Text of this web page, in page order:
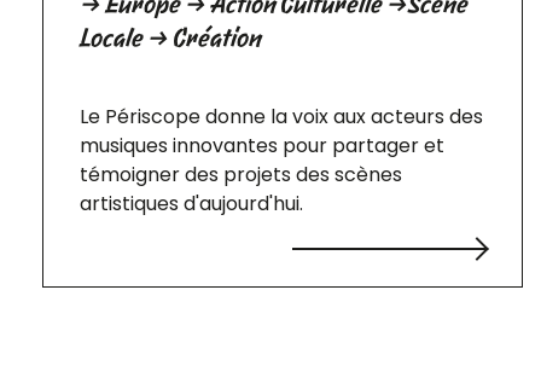
Locale → Création
Le Périscope donne la voix aux acteurs des
musiques innovantes pour partager et
témoigner des projets des scènes
artistiques d'aujourd'hui.